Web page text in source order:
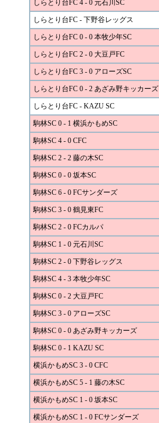
しらとり台FC 4 - 0 元石川SC
しらとり台FC - 下野谷レッグス
しらとり台FC 0 - 0 本牧少年SC
しらとり台FC 2 - 0 大豆戸FC
しらとり台FC 3 - 0 アローズSC
しらとり台FC 0 - 2 あざみ野キッカーズ
しらとり台FC - KAZU SC
駒林SC 0 - 1 横浜かもめSC
駒林SC 4 - 0 CFC
駒林SC 2 - 2 藤の木SC
駒林SC 0 - 0 坂本SC
駒林SC 6 - 0 FCサンダーズ
駒林SC 3 - 0 鶴見東FC
駒林SC 2 - 0 FCカルパ
駒林SC 1 - 0 元石川SC
駒林SC 2 - 0 下野谷レッグス
駒林SC 4 - 3 本牧少年SC
駒林SC 0 - 2 大豆戸FC
駒林SC 3 - 0 アローズSC
駒林SC 0 - 0 あざみ野キッカーズ
駒林SC 0 - 1 KAZU SC
横浜かもめSC 3 - 0 CFC
横浜かもめSC 5 - 1 藤の木SC
横浜かもめSC 1 - 0 坂本SC
横浜かもめSC 1 - 0 FCサンダーズ